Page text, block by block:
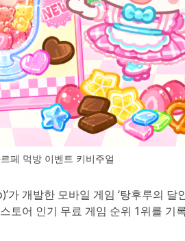
페 먹방 이벤트 키비주얼
가 개발한 모바일 게임 ‘탕후루의 달
토어 인기 무료 게임 순위 1위를 기